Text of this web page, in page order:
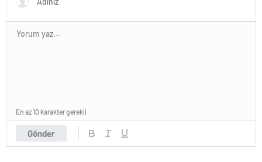
Gönder
En az 10 karakter gerekli